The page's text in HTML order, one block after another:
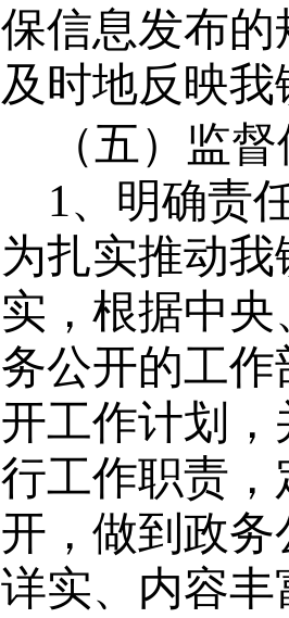
保信息发布
及时地反映
（五）监
1、明确责
为扎实推动
实，根据中
务公开的工
开工作计划
行工作职责
开，做到政
详实、内容丰